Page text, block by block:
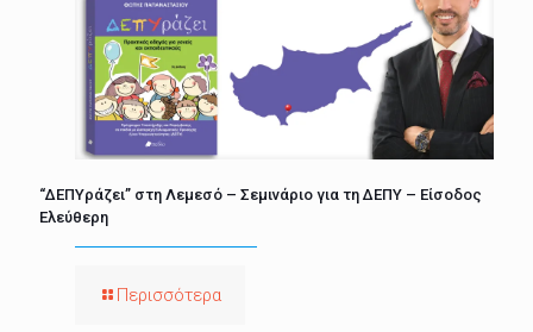
“ΔΕΠΥράζει” στη Λεμεσό – Σεμινάριο για τη ΔΕΠΥ – Είσοδος
Ελεύθερη
Περισσότερα